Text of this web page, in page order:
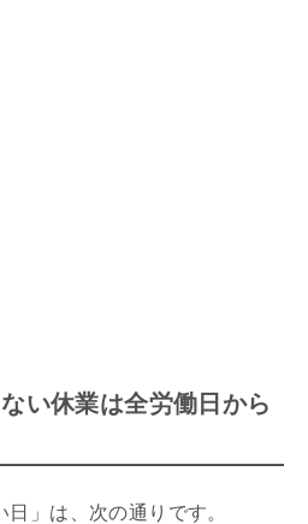
い休業は全労働日から
日」は、次の通りです。